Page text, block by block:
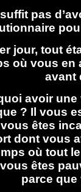
pas
jour, tout
où vous en
avant
avoir
? Il vous
êtes
dont vous
où tout
êtes
parce